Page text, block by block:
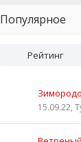
Популярное
Рейтинг
15.09.22,